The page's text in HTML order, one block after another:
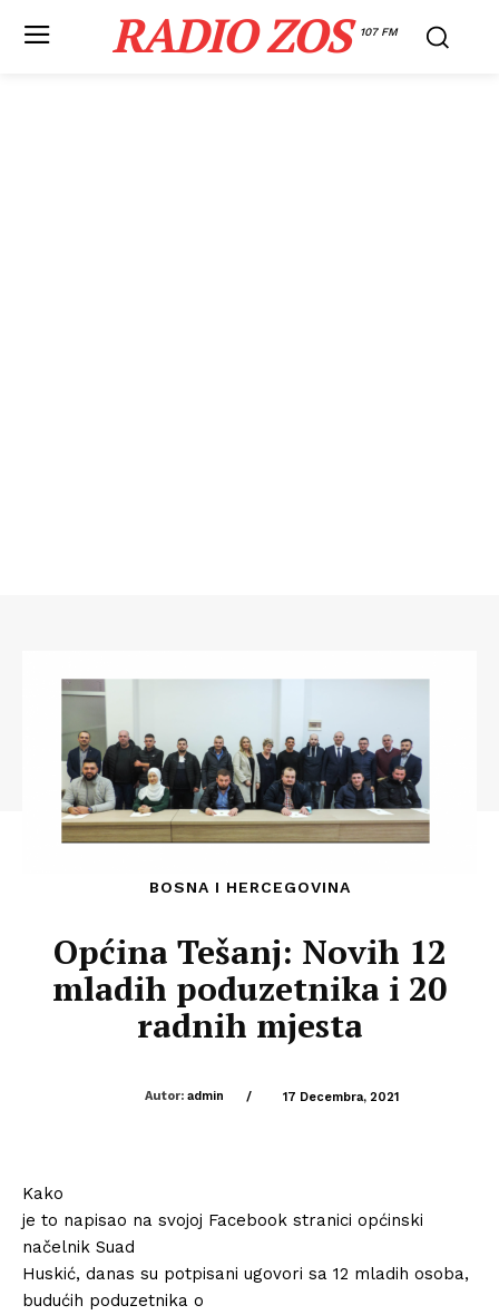
RADIO ZOS 107 FM
BOSNA I HERCEGOVINA
Općina Tešanj: Novih 12
mladih poduzetnika i 20
radnih mjesta
Autor: admin / 17 Decembra, 2021
Kako
je to napisao na svojoj Facebook stranici općinski
načelnik Suad
Huskić, danas su potpisani ugovori sa 12 mladih osoba,
budućih poduzetnika o